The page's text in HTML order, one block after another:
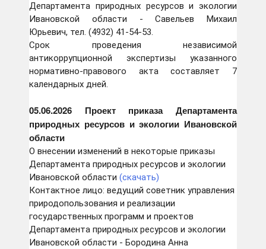
Департамента природных ресурсов и экологии
Ивановской области - Савельев Михаил
Юрьевич, тел. (4932) 41-54-53.
Срок проведения независимой
антикоррупционной экспертизы указанного
нормативно-правового акта составляет 7
календарных дней.
05.06.2026 Проект приказа Департамента
природных ресурсов и экологии Ивановской
области
О внесении изменений в некоторые приказы
Департамента природных ресурсов и экологии
Ивановской области (скачать)
Контактное лицо: ведущий советник управления
природопользования и реализации
государственных программ и проектов
Департамента природных ресурсов и экологии
Ивановской области - Бородина Анна